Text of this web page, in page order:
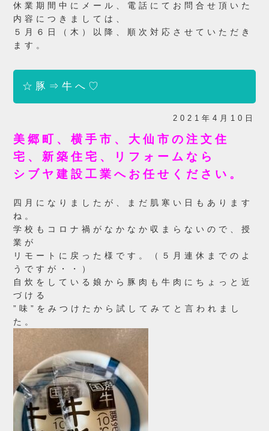
休業期間中にメール、電話にてお問合せ頂いた
内容につきましては、
５月６日
（木）以降、順次対応させていただき
ます。
☆豚⇒牛へ♡
2021年4月10日
美郷町、横手市、大仙市の注文住
宅、新築住宅、リフォームなら
シブヤ建設工業へお任せください。
四月になりましたが、まだ肌寒い日もあります
ね。
学校もコロナ禍がなかなか収まらないので、授
業が
リモートに戻った様です。（５月連休までのよ
うですが・・）
自炊をしている娘から豚肉も牛肉にちょっと近
づける
”味”をみつけたから試してみてと言われまし
た。